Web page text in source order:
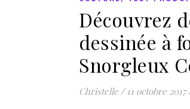
Découvrez
dessinée à
Snorgleux
Christelle / 11 octobre 2017